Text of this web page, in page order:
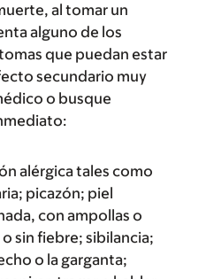
al tomar un
alguno de los
que puedan estar
secundario muy
o busque
alérgica tales como
picazón; piel
con ampollas o
sin fiebre; sibilancia;
o la garganta;